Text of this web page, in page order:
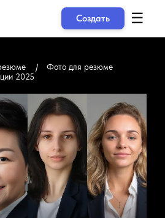
Создать ☰
Фото для резюме
2025